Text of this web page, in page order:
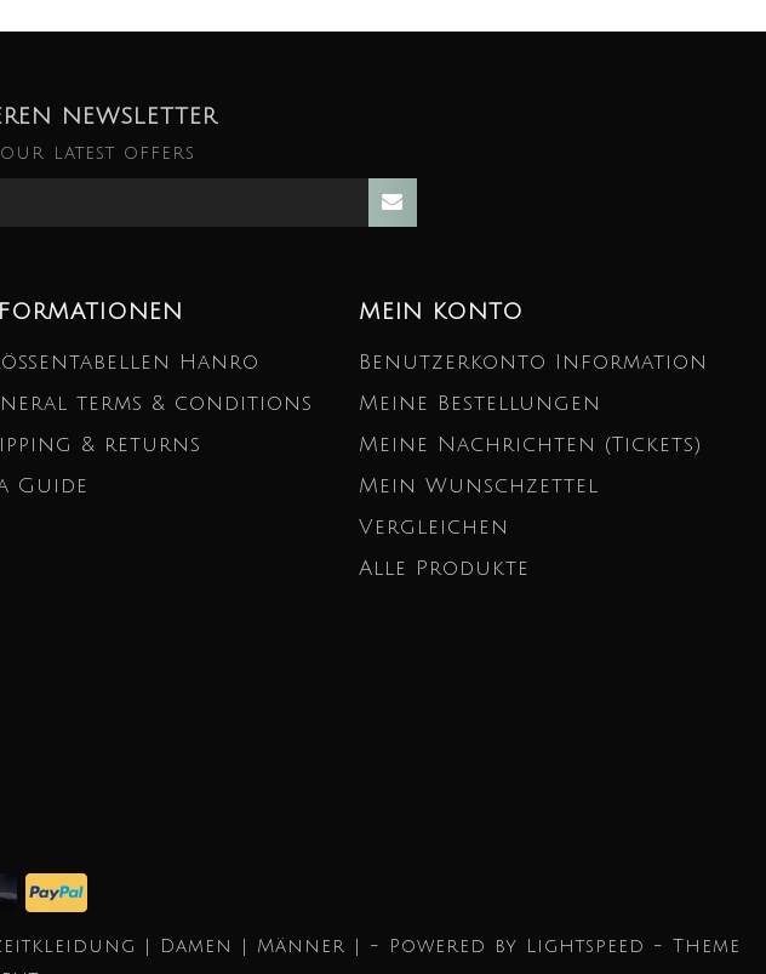
NEWSLETTER
latest offers
Hanro
terms & conditions
& returns
Guide
MEIN KONTO
Benutzerkonto Information
Meine Bestellungen
Meine Nachrichten (Tickets)
Mein Wunschzettel
Vergleichen
Alle Produkte
| Damen | Männer | - Powered by Lightspeed - Theme